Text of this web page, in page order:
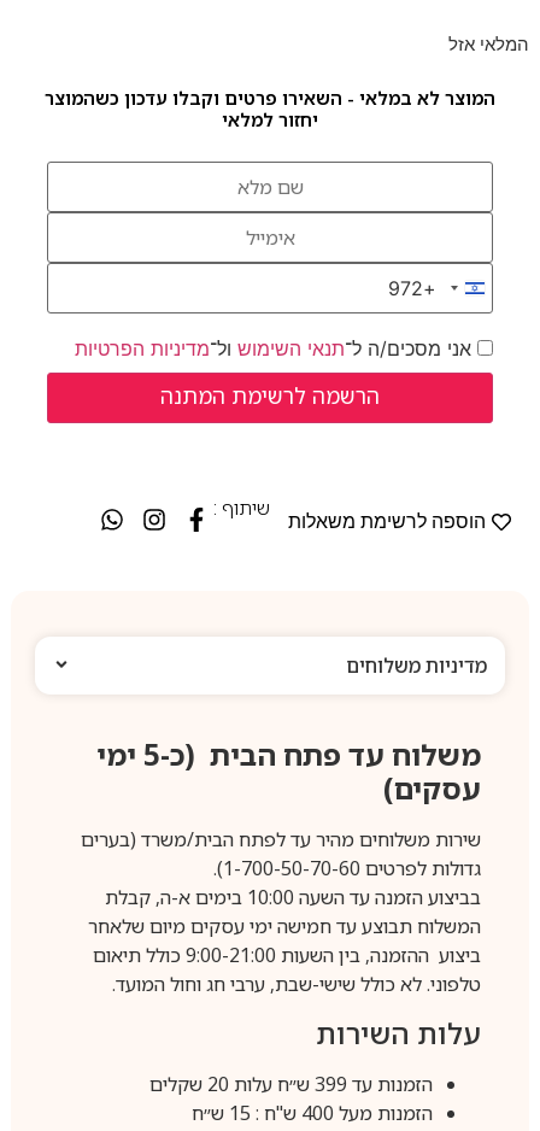
המלאי אזל
המוצר לא במלאי - השאירו פרטים וקבלו עדכון כשהמוצר
יחזור למלאי
Israel +972
+972
אני מסכים/ה ל־תנאי השימושול־מדיניות הפרטיות
הוספה לרשימת משאלות
שיתוף :
מדיניות משלוחים
משלוח עד פתח הבית (כ-5 ימי
עסקים)
שירות משלוחים מהיר עד לפתח הבית/משרד (בערים
גדולות לפרטים 1-700-50-70-60).
בביצוע הזמנה עד השעה 10:00 בימים א-ה, קבלת
המשלוח תבוצע עד חמישה ימי עסקים מיום שלאחר
ביצוע ההזמנה, בין השעות 9:00-21:00 כולל תיאום
טלפוני. לא כולל שישי-שבת, ערבי חג וחול המועד.
עלות השירות
הזמנות עד 399 ש״ח עלות 20 שקלים
הזמנות מעל 400 ש"ח : 15 ש״ח